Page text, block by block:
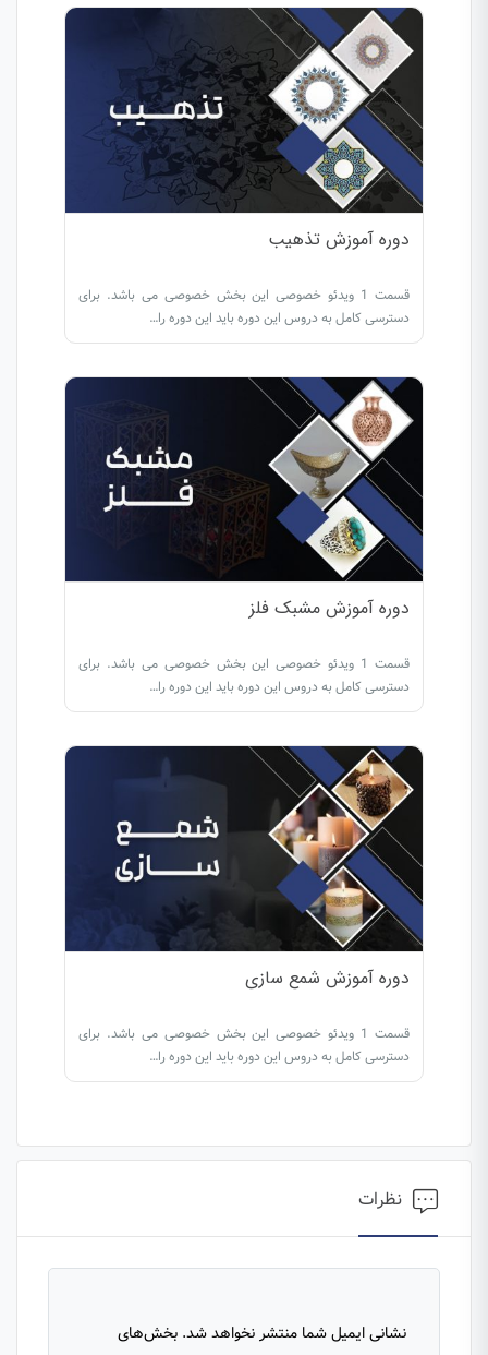
دوره آموزش تذهیب
قسمت 1 ویدئو خصوصی این بخش خصوصی می باشد. برای
دسترسی کامل به دروس این دوره باید این دوره را…
دوره آموزش مشبک فلز
قسمت 1 ویدئو خصوصی این بخش خصوصی می باشد. برای
دسترسی کامل به دروس این دوره باید این دوره را…
دوره آموزش شمع سازی
قسمت 1 ویدئو خصوصی این بخش خصوصی می باشد. برای
دسترسی کامل به دروس این دوره باید این دوره را…
نظرات
نشانی ایمیل شما منتشر نخواهد شد. بخش‌های